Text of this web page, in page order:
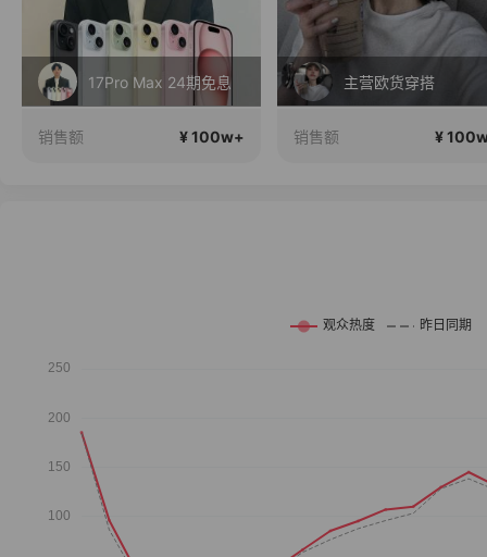
主营欧货穿搭
销售额 ¥ 100w+
夏季新品搭配分享～
销售额 ¥